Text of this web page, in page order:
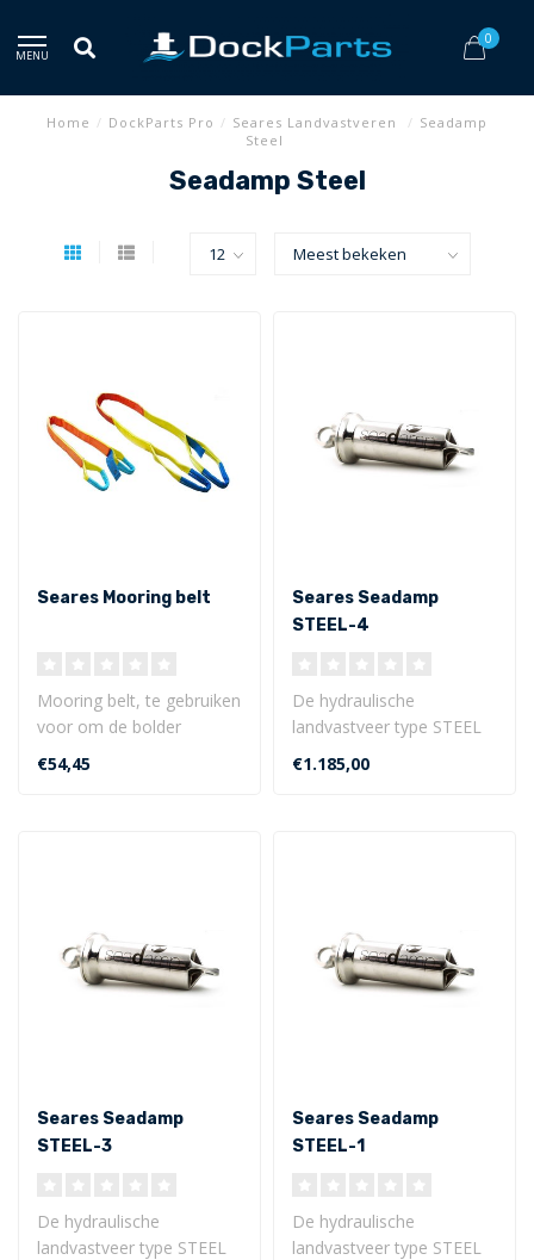
MENU
0
Home / DockParts Pro / Seares Landvastveren / Seadamp
Steel
Seadamp Steel
Seares Mooring belt
Mooring belt, te gebruiken
voor om de bolder
voorzien van extra
versteviging / s..
€54,45
Seares Seadamp
STEEL-4
De hydraulische
landvastveer type STEEL
is de innovatieve, stille en
duurzame sc..
€1.185,00
Seares Seadamp
STEEL-3
De hydraulische
landvastveer type STEEL
Seares Seadamp
STEEL-1
De hydraulische
landvastveer type STEEL